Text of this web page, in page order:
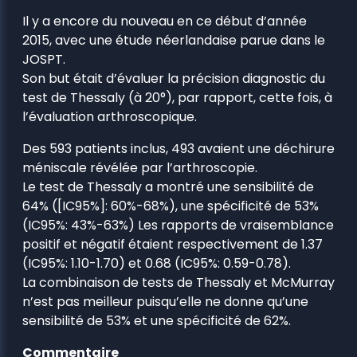
Il y a encore du nouveau en ce début d’année
2015, avec une étude néerlandaise parue dans le
JOSPT.
Son but était d’évaluer la précision diagnostic du
test de Thessaly (à 20°), par rapport, cette fois, à
l’évaluation arthroscopique.
Des 593 patients inclus, 493 avaient une déchirure
méniscale révélée par l’arthroscopie.
Le test de Thessaly a montré une sensibilité de
64% ([IC95%]: 60%-68%), une spécificité de 53%
(IC95%: 43%-63%) Les rapports de vraisemblance
positif et négatif étaient respectivement de 1.37
(IC95%: 1.10-1.70) et 0.68 (IC95%: 0.59-0.78).
La combinaison de tests de Thessaly et McMurray
n’est pas meilleur puisqu’elle ne donne qu’une
sensibilité de 53% et une spécificité de 62%.
Commentaire